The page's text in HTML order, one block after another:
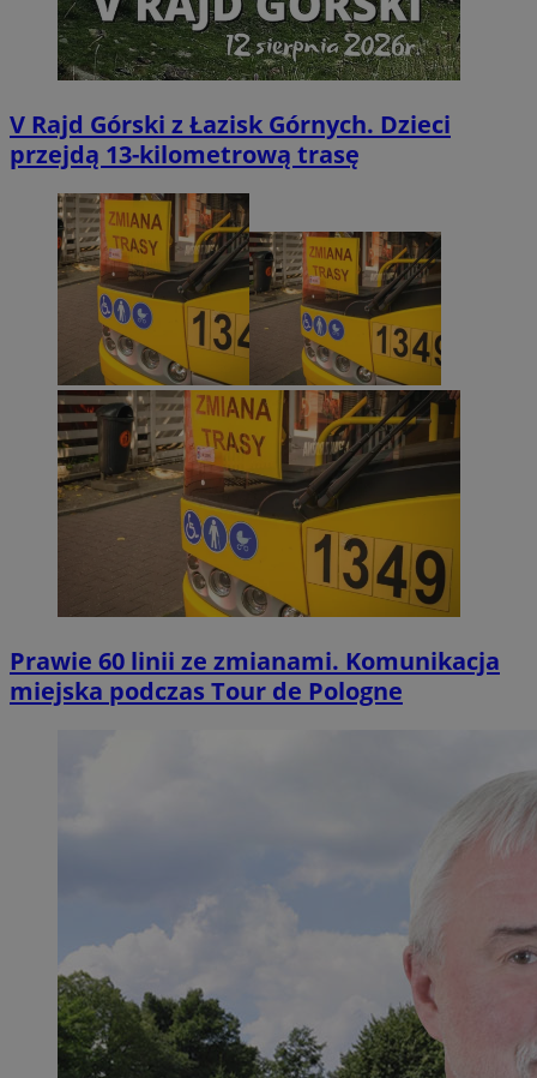
V Rajd Górski z Łazisk Górnych. Dzieci
przejdą 13-kilometrową trasę
Prawie 60 linii ze zmianami. Komunikacja
miejska podczas Tour de Pologne